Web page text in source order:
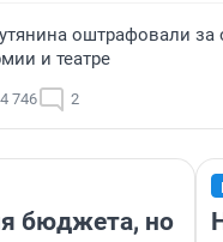
оштрафовали за
и театре
4 746 2
бюджета, но